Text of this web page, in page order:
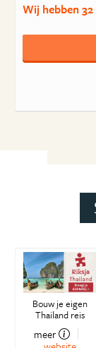
Wij hebben
Bouw je eigen
Thailand reis
meer